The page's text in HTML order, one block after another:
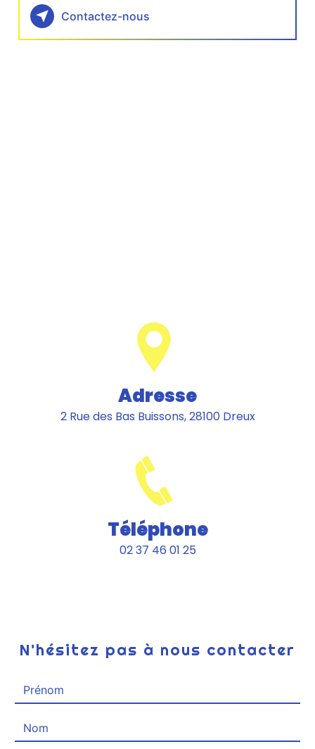
Contactez-nous
Adresse
2 Rue des Bas Buissons, 28100 Dreux
Téléphone
02 37 46 01 25
N'hésitez pas à nous contacter